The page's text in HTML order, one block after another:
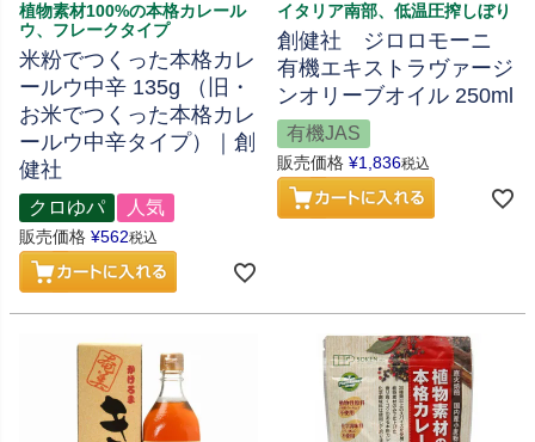
植物素材100%の本格カレール
ウ、フレークタイプ
米粉でつくった本格カレ
ールウ中辛 135g （旧・
お米でつくった本格カレ
ールウ中辛タイプ）｜創
健社
クロゆパ 人気
販売価格 ¥562税込
イタリア南部、低温圧搾しぼり
創健社 ジロロモーニ
有機エキストラヴァージ
ンオリーブオイル 250ml
有機JAS
販売価格 ¥1,836税込